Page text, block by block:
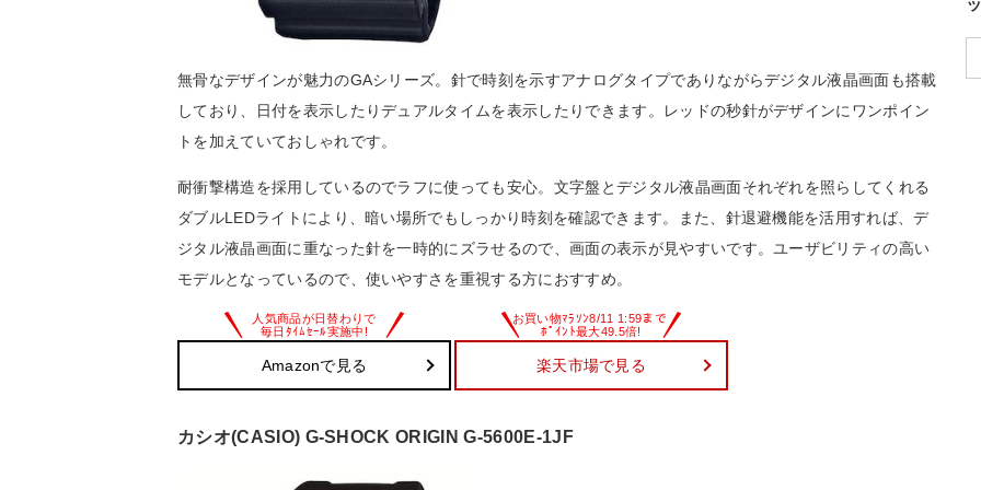
無骨なデザインが魅力のGAシリーズ。針で時刻を示すアナログタイプでありながらデジタル液晶画面も搭載
しており、日付を表示したりデュアルタイムを表示したりできます。レッドの秒針がデザインにワンポイン
トを加えていておしゃれです。
耐衝撃構造を採用しているのでラフに使っても安心。文字盤とデジタル液晶画面それぞれを照らしてくれる
ダブルLEDライトにより、暗い場所でもしっかり時刻を確認できます。また、針退避機能を活用すれば、デ
ジタル液晶画面に重なった針を一時的にズラせるので、画面の表示が見やすいです。ユーザビリティの高い
モデルとなっているので、使いやすさを重視する方におすすめ。
Amazonで見る 楽天市場で見る
カシオ(CASIO) G-SHOCK ORIGIN G-5600E-1JF